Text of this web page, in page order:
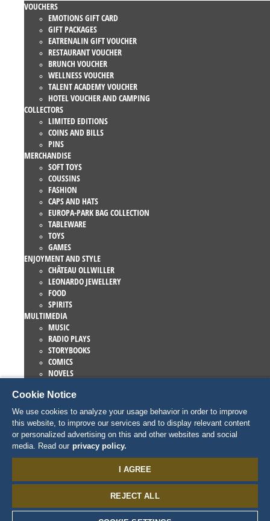
VOUCHERS
EMOTIONS GIFT CARD
GIFT PACKAGES
EATRENALIN GIFT VOUCHER
RESTAURANT VOUCHER
BRUNCH VOUCHER
WELLNESS VOUCHER
TALENT ACADEMY VOUCHER
HOTEL VOUCHER AND CAMPING
COLLECTORS
LIMITED EDITIONS
COINS AND BILLS
PINS
MERCHANDISE
SOFT TOYS
COUSSINS
FASHION
CAPS AND HATS
EUROPA-PARK BAG COLLECTION
TABLEWARE
TOYS
GAMES
ENJOYMENT AND STYLE
CHÂTEAU OLLWILLER
LEONARDO JEWELLERY
FOOD
SPIRITS
MULTIMEDIA
MUSIC
RADIO PLAYS
STORYBOOKS
COMICS
NOVELS
GAMES AND MOVIES
COLLECTIONS
EUROPA-PARK ATTRACTIONS
TRAUMATICA – FESTIVAL OF FEAR
COLLECTOR ITEMS
EATRENALIN
PERSONNAGES
ED EUROMAUS
Cookie Notice
We use cookies to analyze your usage behavior in order to improve
this website, to improve our services and to display relevant content
or personalized advertising on this and other websites and social
media. Read our privacy policy.
I AGREE
REJECT ALL